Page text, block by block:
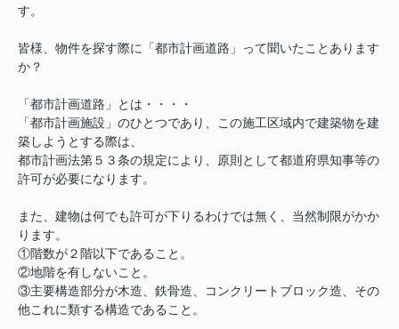
す。
皆様、物件を探す際に「都市計画道路」って聞いたことあります
か？
「都市計画道路」とは・・・・
「都市計画施設」のひとつであり、
この施工区域内で建築物を建
築しようとする際は、
都市計画法第５３条の規定により、原則として都道府県知事等の
許可が必要になります。
また、建物は何でも許可が下りるわけでは無く、当然制限がかか
ります。
①階数が２階以下であること。
②地階を有しないこと。
③主要構造部分が木造、鉄骨造、コンクリートブロック造、その
他これに類する構造であること。